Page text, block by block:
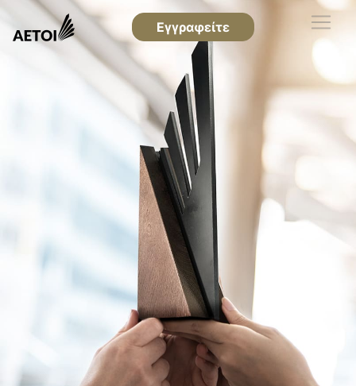
Εγγραφείτε